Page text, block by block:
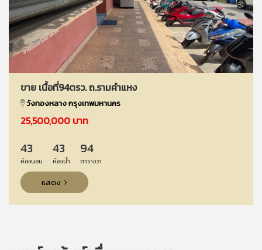
ขาย เนื้อที่94ตรว. ถ.รามคำแหง
วังทองหลาง กรุงเทพมหานคร
25,500,000 บาท
43
ห้องนอน
43
ห้องน้ำ
94
ตารางวา
แสดง